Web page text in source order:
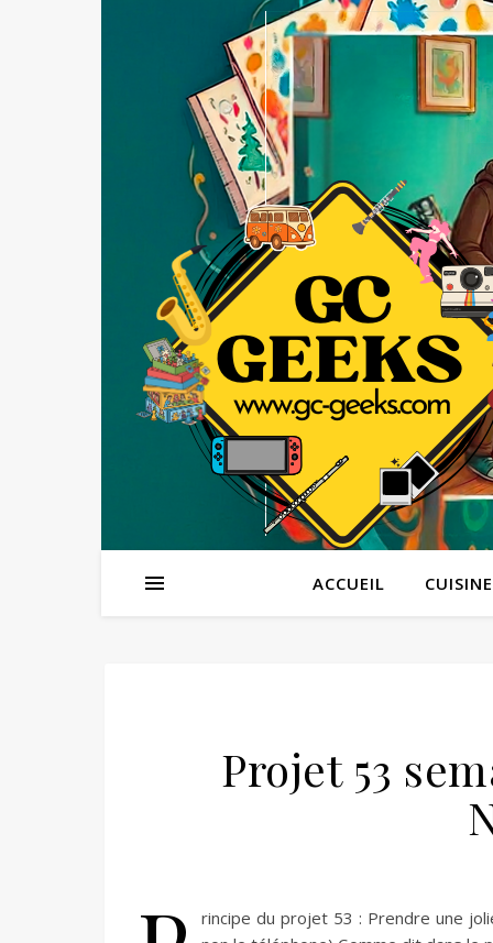
ACCUEIL CUISINE
Projet 53
rincipe du projet 53 : Prendre une